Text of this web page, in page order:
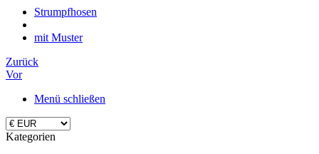
Strumpfhosen
mit Muster
Zurück
Vor
Menü schließen
Kategorien